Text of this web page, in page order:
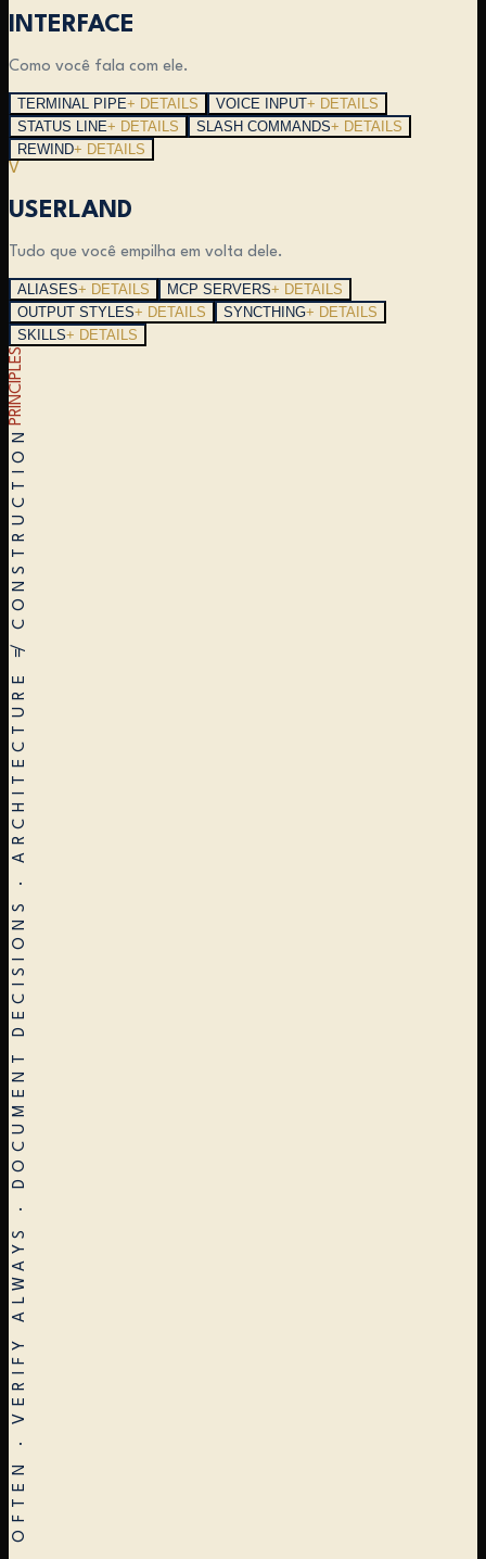
INTERFACE
Como você fala com ele.
TERMINAL PIPE+ DETAILS VOICE INPUT+ DETAILS
STATUS LINE+ DETAILS SLASH COMMANDS+ DETAILS
REWIND+ DETAILS
V
USERLAND
Tudo que você empilha em volta dele.
ALIASES+ DETAILS MCP SERVERS+ DETAILS
OUTPUT STYLES+ DETAILS SYNCTHING+ DETAILS
SKILLS+ DETAILS
PRINCIPLES
STOP EARLY · RESTART OFTEN · VERIFY ALWAYS · DOCUMENT DECISIONS · ARCHITECTURE ≠ CONSTRUCTION